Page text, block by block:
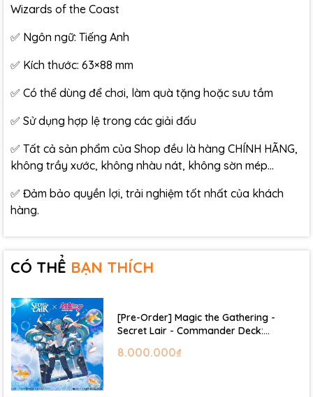
Wizards of the Coast
✅ Ngôn ngữ: Tiếng Anh
✅ Kích thước: 63×88 mm
✅ Có thể dùng để chơi, làm quà tặng hoặc sưu tầm
✅ Sử dụng hợp lệ trong các giải đấu
✅ Tất cả sản phẩm của Shop đều là hàng CHÍNH HÃNG,
không trầy xước, không nhàu nát, không sờn mép…
✅ Đảm bảo quyền lợi, trải nghiệm tốt nhất của khách
hàng.
CÓ THỂ BẠN THÍCH
[Pre-Order] Magic the Gathering -
Secret Lair - Commander Deck:
8.000.000₫